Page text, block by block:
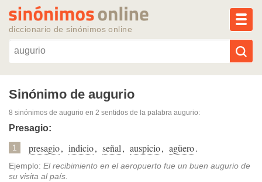
diccionario de sinónimos online
Reescribir texto con IA
Sinónimos populares
Temas populares
Sinónimo de augurio
8 sinónimos de augurio en 2 sentidos de la palabra augurio:
Presagio:
1 presagio, indicio, señal, auspicio, agüero.
Ejemplo: El recibimiento en el aeropuerto fue un buen augurio de
su visita al país.